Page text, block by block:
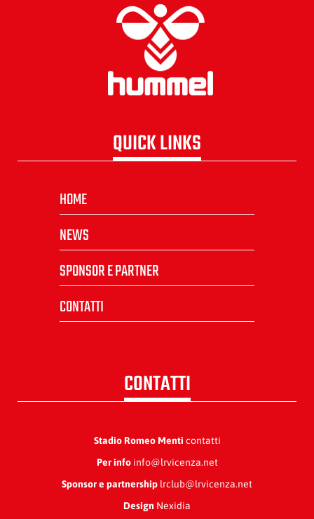
QUICK LINKS
HOME
NEWS
SPONSOR E PARTNER
CONTATTI
CONTATTI
Stadio Romeo Menti contatti
Per infoinfo@lrvicenza.net
Sponsor e partnership lrclub@lrvicenza.net
Design Nexidia